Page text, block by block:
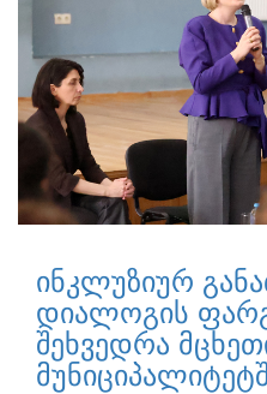
ინკლუზიურ
დიალოგის
შეხვედრა